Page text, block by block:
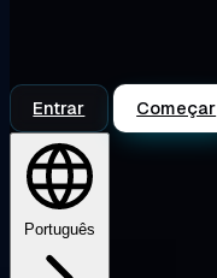
Entrar Começar
Português